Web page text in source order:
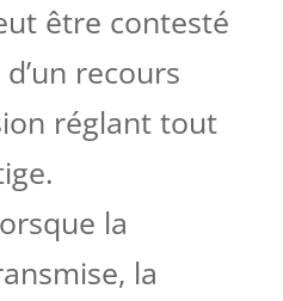
être contesté
d’un recours
réglant tout
la
la